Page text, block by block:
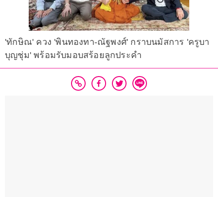
'ทักษิณ' ควง 'พินทองทา-ณัฐพงศ์' กราบนมัสการ 'ครูบา
บุญชุ่ม' พร้อมรับมอบสร้อยลูกประคำ